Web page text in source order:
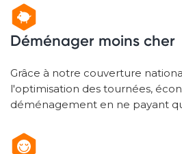
Déménager moins cher
Grâce à notre couverture
l'optimisation des tournées,
déménagement en ne payant